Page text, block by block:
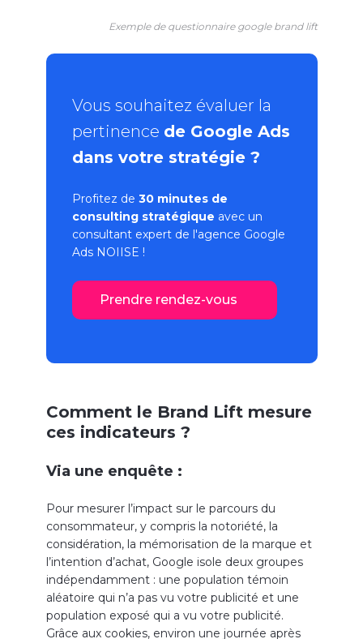
Exemple de questionnaire google brand lift
Vous souhaitez évaluer la
pertinence de Google Ads
dans votre stratégie ?
Profitez de 30 minutes de
consulting stratégique avec un
consultant expert de l'agence Google
AdsNOIISE !
Prendre rendez-vous
Comment le Brand Lift mesure
ces indicateurs ?
Via une enquête :
Pour mesurer l’impact sur le parcours du
consommateur, y compris la notoriété, la
considération, la mémorisation de la marque et
l’intention d’achat, Google isole deux groupes
indépendamment : une population témoin
aléatoire qui n’a pas vu votre publicité et une
population exposé qui a vu votre publicité.
Grâce aux cookies, environ une journée après